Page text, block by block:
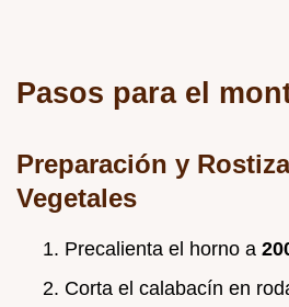
Pasos para el
Preparación y
Vegetales
Precalienta el horno a
Corta el calabacín en